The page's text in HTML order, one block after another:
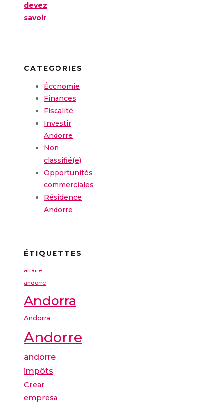
devez
savoir
CATEGORIES
Économie
Finances
Fiscalité
Investir
Andorre
Non
classifié(e)
Opportunités
commerciales
Résidence
Andorre
ÉTIQUETTES
affaire
andorre
Andorra
Andorra
Andorre
andorre
impôts
Crear
empresa